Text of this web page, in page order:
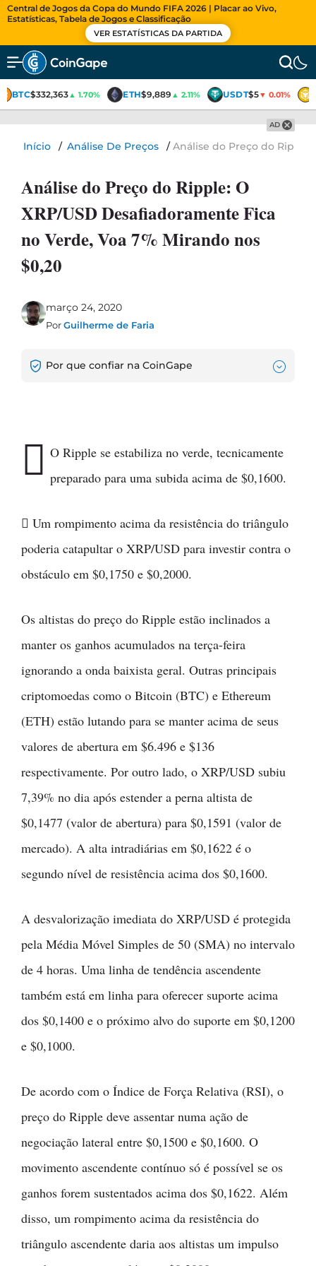
Central de Jogos da Copa do Mundo FIFA 2026 | Placar ao Vivo,
Estatísticas, Tabela de Jogos e Classificação
VER ESTATÍSTICAS DA PARTIDA
BTC$332,363▲ 1.70% ETH$9,889 ▲ 2.11% USDT$5▼ 0.01%
AD
Início / Análise De Preços /Análise do Preço do Ripple:
Análise do Preço do Ripple: O
XRP/USD Desafiadoramente Fica
no Verde, Voa 7% Mirando nos
$0,20
março 24, 2020
PorGuilherme de Faria
Por que confiar na CoinGape
 O Ripple se estabiliza no verde, tecnicamente
preparado para uma subida acima de $0,1600.
 Um rompimento acima da resistência do triângulo
poderia catapultar o XRP/USD para investir contra o
obstáculo em $0,1750 e $0,2000.
Os altistas do preço do Ripple estão inclinados a
manter os ganhos acumulados na terça-feira
ignorando a onda baixista geral. Outras principais
criptomoedas como o Bitcoin (BTC) e Ethereum
(ETH) estão lutando para se manter acima de seus
valores de abertura em $6.496 e $136
respectivamente. Por outro lado, o XRP/USD subiu
7,39% no dia após estender a perna altista de
$0,1477 (valor de abertura) para $0,1591 (valor de
mercado). A alta intradiárias em $0,1622 é o
segundo nível de resistência acima dos $0,1600.
A desvalorização imediata do XRP/USD é protegida
pela Média Móvel Simples de 50 (SMA) no intervalo
de 4 horas. Uma linha de tendência ascendente
também está em linha para oferecer suporte acima
dos $0,1400 e o próximo alvo do suporte em $0,1200
e $0,1000.
De acordo com o Índice de Força Relativa (RSI), o
preço do Ripple deve assentar numa ação de
negociação lateral entre $0,1500 e $0,1600. O
movimento ascendente contínuo só é possível se os
ganhos forem sustentados acima dos $0,1622. Além
disso, um rompimento acima da resistência do
triângulo ascendente daria aos altistas um impulso